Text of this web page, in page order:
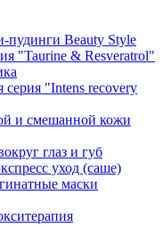
Beauty Style
"Taurine & Resveratrol"
"Intens recovery
и смешанной кожи
глаз и губ
уход (саше)
маски